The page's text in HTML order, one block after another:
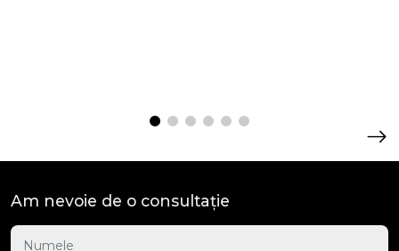
Am nevoie de o consultație